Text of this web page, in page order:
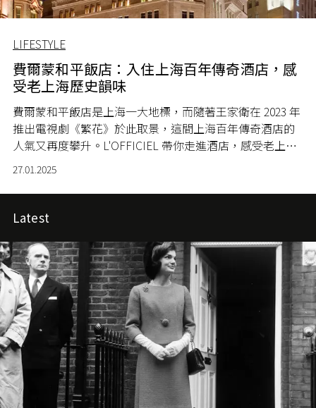
LIFESTYLE
費爾蒙和平飯店：入住上海百年傳奇酒店，感
受老上海歷史韻味
費爾蒙和平飯店是上海一大地標，而隨著王家衛在 2023 年
推出電視劇《繁花》於此取景，這間上海百年傳奇酒店的
人氣又再度攀升。L'OFFICIEL 帶你走進酒店，感受老上海
的歷史韻味。
27.01.2025
Latest